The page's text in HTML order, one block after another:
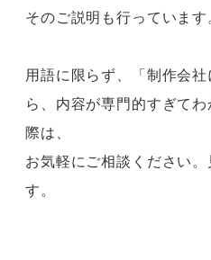
そのご説明も行っています
用語に限らず、「制作会
ら、内容が専門的すぎて
際は、
お気軽にご相談ください
す。